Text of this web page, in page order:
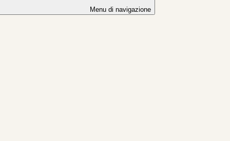
Menu di navigazione